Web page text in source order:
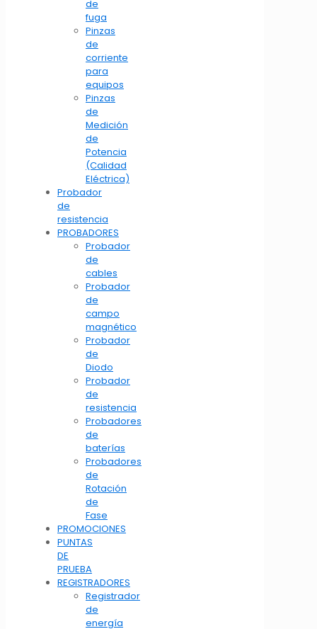
de
fuga
Pinzas
de
corriente
para
equipos
Pinzas
de
Medición
de
Potencia
(Calidad
Eléctrica)
Probador
de
resistencia
PROBADORES
Probador
de
cables
Probador
de
campo
magnético
Probador
de
Diodo
Probador
de
resistencia
Probadores
de
baterías
Probadores
de
Rotación
de
Fase
PROMOCIONES
PUNTAS
DE
PRUEBA
REGISTRADORES
Registrador
de
energía